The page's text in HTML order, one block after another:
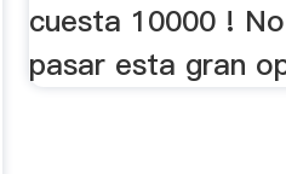
cuesta 10000 !
pasar esta gran